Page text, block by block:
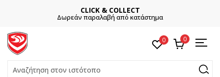
CLICK & COLLECT
Δωρεάν παραλαβή από κατάστημα
0 0
Αναζήτηση στον ιστότοπο